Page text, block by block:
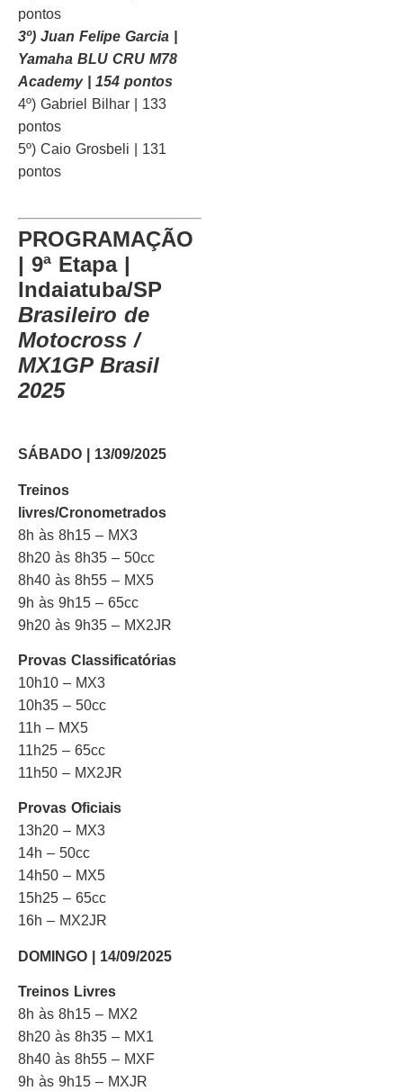
pontos
3º) Juan Felipe Garcia |
Yamaha BLU CRU M78
Academy | 154 pontos
4º) Gabriel Bilhar | 133
pontos
5º) Caio Grosbeli | 131
pontos
PROGRAMAÇÃO
| 9ª Etapa |
Indaiatuba/SP
Brasileiro de
Motocross /
MX1GP Brasil
2025
SÁBADO | 13/09/2025
Treinos
livres/Cronometrados
8h às 8h15 – MX3
8h20 às 8h35 – 50cc
8h40 às 8h55 – MX5
9h às 9h15 – 65cc
9h20 às 9h35 – MX2JR
Provas Classificatórias
10h10 – MX3
10h35 – 50cc
11h – MX5
11h25 – 65cc
11h50 – MX2JR
Provas Oficiais
13h20 – MX3
14h – 50cc
14h50 – MX5
15h25 – 65cc
16h – MX2JR
DOMINGO | 14/09/2025
Treinos Livres
8h às 8h15 – MX2
8h20 às 8h35 – MX1
8h40 às 8h55 – MXF
9h às 9h15 – MXJR